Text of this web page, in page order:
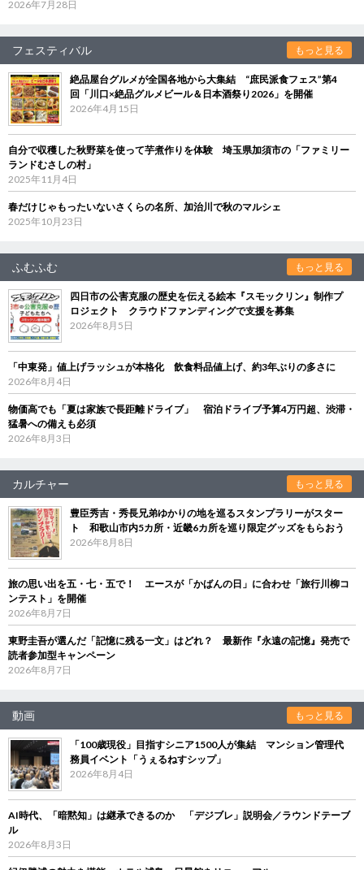
2026年7月28日
フェスティバル もっと見る
絶品屋台グルメが全国各地から大集結 “庶民派食フェス”第4
回「川口×絶品グルメビール＆日本酒祭り2026」を開催
2026年4月15日
自分で収穫した秋野菜を使って芋煮作りを体験 埼玉県加須市の「ファミリー
ランドむさしの村」
2025年11月4日
春だけじゃもったいないさくらの名所、加治川で秋のマルシェ
2025年10月23日
ふむふむ もっと見る
四日市の公害克服の歴史を伝える絵本『スモックリン』制作プ
ロジェクト クラウドファンディングで支援を募集
2026年8月5日
「中東発」値上げラッシュが本格化 飲食料品値上げ、約3年ぶりの多さに
2026年8月4日
物価高でも「夏は家族で長距離ドライブ」 宿泊ドライブ予算4万円超、渋滞・
猛暑への備えも必須
2026年8月3日
カルチャー もっと見る
豊臣秀吉・秀長兄弟ゆかりの地を巡るスタンプラリーがスター
ト 和歌山市内5カ所・近畿6カ所を巡り限定グッズをもらおう
2026年8月8日
旅の思い出を五・七・五で！ エースが「かばんの日」に合わせ「旅行川柳コ
ンテスト」を開催
2026年8月7日
東野圭吾が選んだ「記憶に残る一文」はどれ？ 最新作『永遠の記憶』発売で
読者参加型キャンペーン
2026年8月7日
動画 もっと見る
「100歳現役」目指すシニア1500人が集結 マンション管理代
務員イベント「うぇるねすシップ」
2026年8月4日
AI時代、「暗黙知」は継承できるのか 「デジブレ」説明会／ラウンドテーブ
ル
2026年8月3日